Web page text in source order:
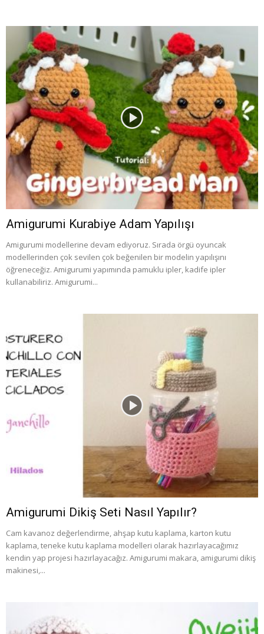
Amigurumi Kurabiye Adam Yapılışı
Amigurumi modellerine devam ediyoruz. Sırada örgü oyuncak
modellerinden çok sevilen çok beğenilen bir modelin yapılışını
öğreneceğiz. Amigurumi yapımında pamuklu ipler, kadife ipler
kullanabiliriz. Amigurumi...
Amigurumi Dikiş Seti Nasıl Yapılır?
Cam kavanoz değerlendirme, ahşap kutu kaplama, karton kutu
kaplama, teneke kutu kaplama modelleri olarak hazırlayacağımız
kendin yap projesi hazırlayacağız. Amigurumi makara, amigurumi dikiş
makinesi,...